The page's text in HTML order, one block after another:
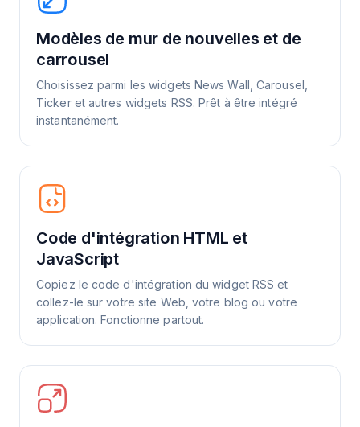
Modèles de mur de nouvelles et de
carrousel
Choisissez parmi les widgets News Wall, Carousel,
Ticker et autres widgets RSS. Prêt à être intégré
instantanément.
Code d'intégration HTML et
JavaScript
Copiez le code d'intégration du widget RSS et
collez-le sur votre site Web, votre blog ou votre
application. Fonctionne partout.